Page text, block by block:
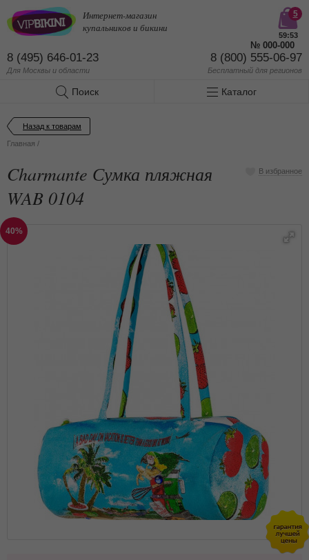
Интернет-магазин
купальников и бикини
8 (495) 646-01-23
Для Москвы и области
8 (800) 555-06-97
Бесплатный для регионов
5
59:53
№ 000-000
Поиск Каталог
Назад к товарам
Главная /
Charmante Сумка пляжная
WAB 0104
В избранное
40%